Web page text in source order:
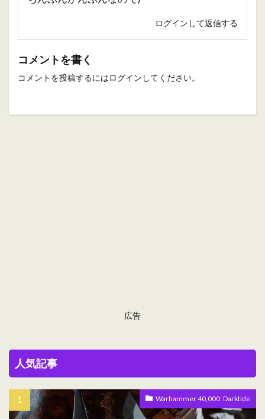
ログインして返信する
コメントを書く
コメントを投稿するにはログイン してください。
広告
人気記事
Warhammer 40,000: Darktide